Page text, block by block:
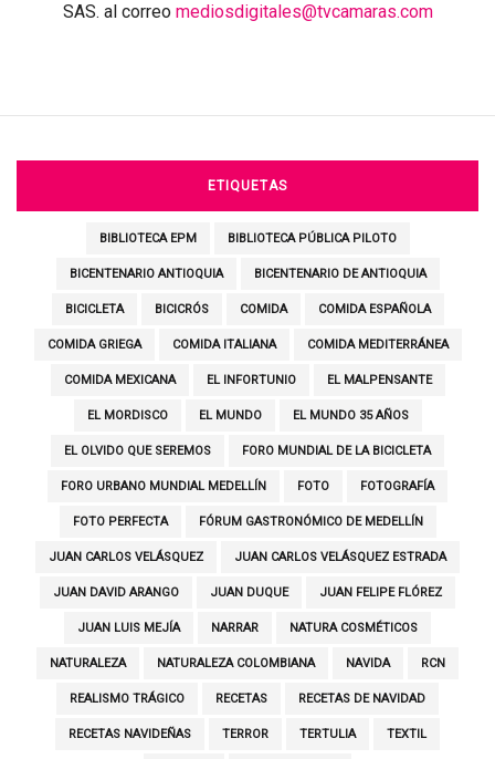
SAS. al correo mediosdigitales@tvcamaras.com
ETIQUETAS
BIBLIOTECA EPM BIBLIOTECA PÚBLICA PILOTO
BICENTENARIO ANTIOQUIA BICENTENARIO DE ANTIOQUIA
BICICLETA BICICRÓS COMIDA COMIDA ESPAÑOLA
COMIDA GRIEGA COMIDA ITALIANA COMIDA MEDITERRÁNEA
COMIDA MEXICANA EL INFORTUNIO EL MALPENSANTE
EL MORDISCO EL MUNDO EL MUNDO 35 AÑOS
EL OLVIDO QUE SEREMOS FORO MUNDIAL DE LA BICICLETA
FORO URBANO MUNDIAL MEDELLÍN FOTO FOTOGRAFÍA
FOTO PERFECTA FÓRUM GASTRONÓMICO DE MEDELLÍN
JUAN CARLOS VELÁSQUEZ JUAN CARLOS VELÁSQUEZ ESTRADA
JUAN DAVID ARANGO JUAN DUQUE JUAN FELIPE FLÓREZ
JUAN LUIS MEJÍA NARRAR NATURA COSMÉTICOS
NATURALEZA NATURALEZA COLOMBIANA NAVIDA RCN
REALISMO TRÁGICO RECETAS RECETAS DE NAVIDAD
RECETAS NAVIDEÑAS TERROR TERTULIA TEXTIL